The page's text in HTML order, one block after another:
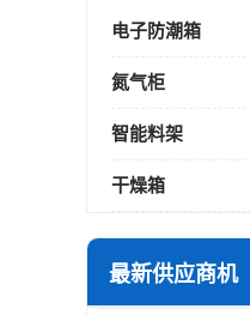
电子防潮箱
氮气柜
智能料架
干燥箱
最新供应商机